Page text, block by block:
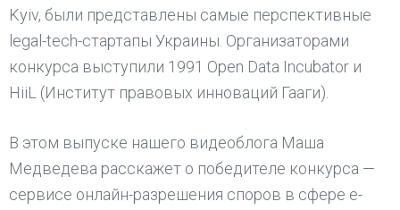
Kyiv, были представлены самые перспективные
legal-tech-стартапы Украины. Организаторами
конкурса выступили 1991 Open Data Incubator и
HiiL (Институт правовых инноваций Гааги).
В этом выпуске нашего видеоблога Маша
Медведева расскажет о победителе конкурса —
сервисе онлайн-разрешения споров в сфере e-